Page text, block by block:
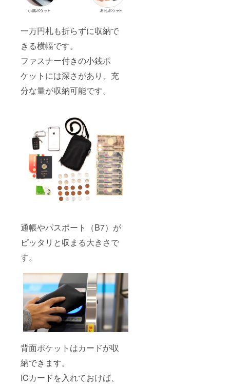
一万円札も折らずに収納で
きる横幅です。
ファスナー付きの小銭ポ
ケットには深さがあり、充
分な量が収納可能です。
通帳やパスポート（B7）が
ピッタリと収まる大きさで
す。
背面ポケットはカードが収
納できます。
ICカードを入れておけば、